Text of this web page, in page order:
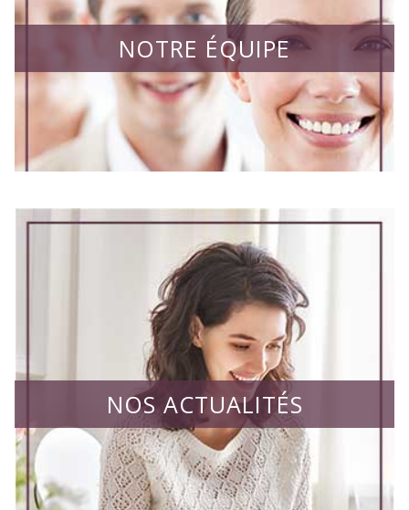
NOTRE ÉQUIPE
NOS ACTUALITÉS